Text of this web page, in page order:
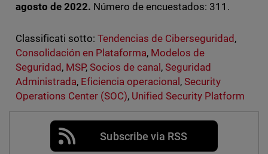
agosto de 2022. Número de encuestados: 311.
Classificati sotto: Tendencias de Ciberseguridad ,
Consolidación en Plataforma, Modelos de
Seguridad , MSP, Socios de canal ,Seguridad
Administrada, Eficiencia operacional ,Security
Operations Center (SOC), Unified Security Platform
Subscribe via RSS